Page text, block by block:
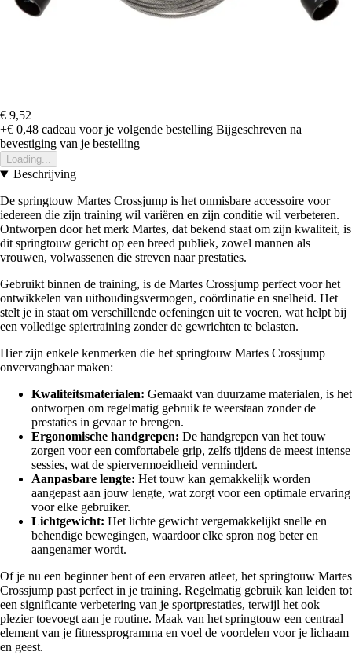
€ 9,52
+€ 0,48 cadeau voor je volgende bestelling Bijgeschreven na
bevestiging van je bestelling
Loading...
Beschrijving
De springtouw Martes Crossjump is het onmisbare accessoire voor
iedereen die zijn training wil variëren en zijn conditie wil verbeteren.
Ontworpen door het merk Martes, dat bekend staat om zijn kwaliteit, is
dit springtouw gericht op een breed publiek, zowel mannen als
vrouwen, volwassenen die streven naar prestaties.
Gebruikt binnen de training, is de Martes Crossjump perfect voor het
ontwikkelen van uithoudingsvermogen, coördinatie en snelheid. Het
stelt je in staat om verschillende oefeningen uit te voeren, wat helpt bij
een volledige spiertraining zonder de gewrichten te belasten.
Hier zijn enkele kenmerken die het springtouw Martes Crossjump
onvervangbaar maken:
Kwaliteitsmaterialen: Gemaakt van duurzame materialen, is het
ontworpen om regelmatig gebruik te weerstaan zonder de
prestaties in gevaar te brengen.
Ergonomische handgrepen: De handgrepen van het touw
zorgen voor een comfortabele grip, zelfs tijdens de meest intense
sessies, wat de spiervermoeidheid vermindert.
Aanpasbare lengte: Het touw kan gemakkelijk worden
aangepast aan jouw lengte, wat zorgt voor een optimale ervaring
voor elke gebruiker.
Lichtgewicht: Het lichte gewicht vergemakkelijkt snelle en
behendige bewegingen, waardoor elke spron nog beter en
aangenamer wordt.
Of je nu een beginner bent of een ervaren atleet, het springtouw Martes
Crossjump past perfect in je training. Regelmatig gebruik kan leiden tot
een significante verbetering van je sportprestaties, terwijl het ook
plezier toevoegt aan je routine. Maak van het springtouw een centraal
element van je fitnessprogramma en voel de voordelen voor je lichaam
en geest.